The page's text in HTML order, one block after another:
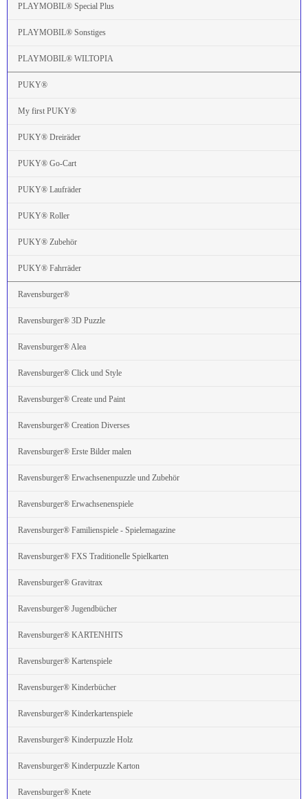
PLAYMOBIL® Special Plus
PLAYMOBIL® Sonstiges
PLAYMOBIL® WILTOPIA
PUKY®
My first PUKY®
PUKY® Dreiräder
PUKY® Go-Cart
PUKY® Laufräder
PUKY® Roller
PUKY® Zubehör
PUKY® Fahrräder
Ravensburger®
Ravensburger® 3D Puzzle
Ravensburger® Alea
Ravensburger® Click und Style
Ravensburger® Create und Paint
Ravensburger® Creation Diverses
Ravensburger® Erste Bilder malen
Ravensburger® Erwachsenenpuzzle und Zubehör
Ravensburger® Erwachsenenspiele
Ravensburger® Familienspiele - Spielemagazine
Ravensburger® FXS Traditionelle Spielkarten
Ravensburger® Gravitrax
Ravensburger® Jugendbücher
Ravensburger® KARTENHITS
Ravensburger® Kartenspiele
Ravensburger® Kinderbücher
Ravensburger® Kinderkartenspiele
Ravensburger® Kinderpuzzle Holz
Ravensburger® Kinderpuzzle Karton
Ravensburger® Knete